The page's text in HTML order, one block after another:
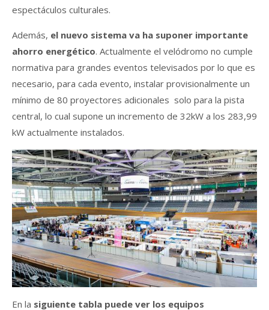
espectáculos culturales.
Además, el nuevo sistema va ha suponer importante
ahorro energético. Actualmente el velódromo no cumple
normativa para grandes eventos televisados por lo que es
necesario, para cada evento, instalar provisionalmente un
mínimo de 80 proyectores adicionales solo para la pista
central, lo cual supone un incremento de 32kW a los 283,99
kW actualmente instalados.
En la siguiente tabla puede ver los equipos